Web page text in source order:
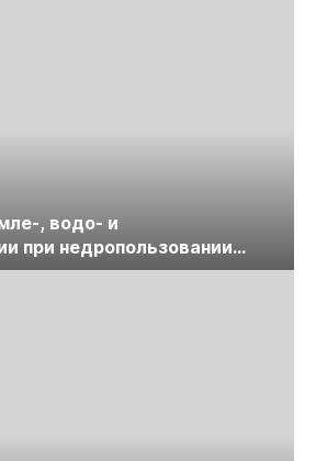
, водо- и
при недропользовании
«ПравоТЭК»